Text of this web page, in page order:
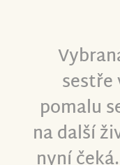
pomalu
na další